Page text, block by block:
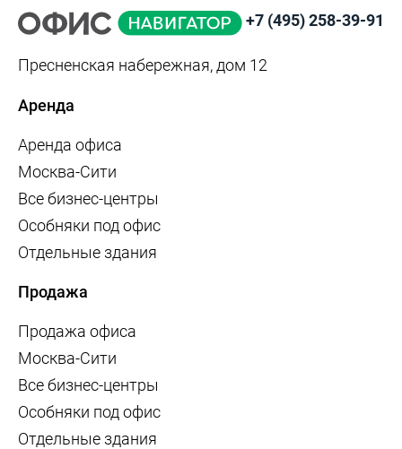
+7 (495) 258-39-91
Пресненская набережная, дом 12
Аренда
Аренда офиса
Москва-Сити
Все бизнес-центры
Особняки под офис
Отдельные здания
Продажа
Продажа офиса
Москва-Сити
Все бизнес-центры
Особняки под офис
Отдельные здания